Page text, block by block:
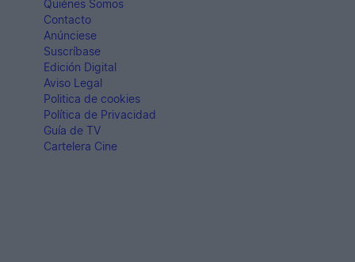
Quiénes Somos
Contacto
Anúnciese
Suscríbase
Edición Digital
Aviso Legal
Politica de cookies
Política de Privacidad
Guía de TV
Cartelera Cine